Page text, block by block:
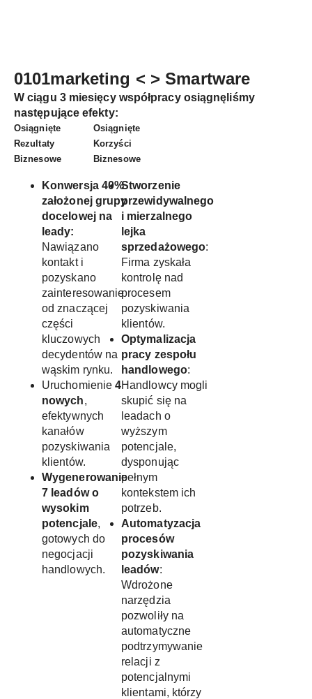
0101marketing < > Smartware
W ciągu 3 miesięcy współpracy osiągnęliśmy
następujące efekty:
Osiągnięte
Rezultaty
Biznesowe
Konwersja 40%
założonej grupy
docelowej na
leady:
Nawiązano
kontakt i
pozyskano
zainteresowanie
od znaczącej
części
kluczowych
decydentów na
wąskim rynku.
Uruchomienie4
nowych,
efektywnych
kanałów
pozyskiwania
klientów.
Wygenerowanie
7 leadów o
wysokim
potencjale,
gotowych do
negocjacji
handlowych.
Osiągnięte
Korzyści
Biznesowe
Stworzenie
przewidywalnego
i mierzalnego
lejka
sprzedażowego:
Firma zyskała
kontrolę nad
procesem
pozyskiwania
klientów.
Optymalizacja
pracy zespołu
handlowego:
Handlowcy mogli
skupić się na
leadach o
wyższym
potencjale,
dysponując
pełnym
kontekstem ich
potrzeb.
Automatyzacja
procesów
pozyskiwania
leadów:
Wdrożone
narzędzia
pozwoliły na
automatyczne
podtrzymywanie
relacji z
potencjalnymi
klientami, którzy